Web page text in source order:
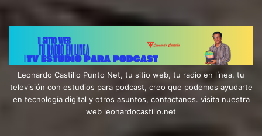
Leonardo Castillo Punto Net, tu sitio web, tu radio en línea, tu
televisión con estudios para podcast, creo que podemos ayudarte
en tecnología digital y otros asuntos, contactanos. visita nuestra
web leonardocastillo.net